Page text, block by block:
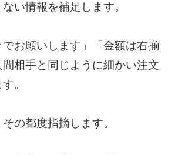
い情報を補足します。
でお願いします」「金額は右揃
間相手と同じように細かい注文
。
の都度指摘します。